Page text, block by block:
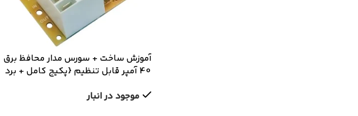
آموزش ساخت + سورس مدار محافظ برق
40 آمپر قابل تنظیم {پکیج کامل + برد
موجود در انبار